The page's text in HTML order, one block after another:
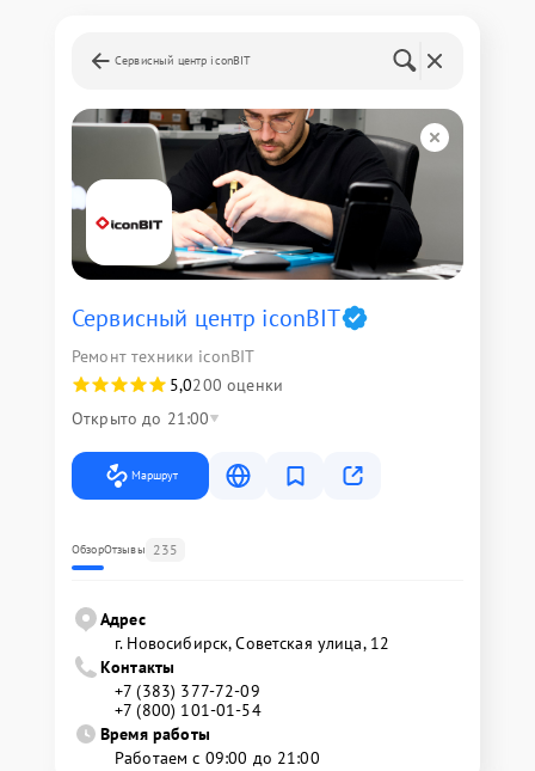
Сервисный центр iconBIT
Сервисный центр iconBIT
Ремонт техники iconBIT
5,0200 оценки
Открыто до 21:00
Маршрут
ОбзорОтзывы 235
Адрес
г. Новосибирск, Советская улица, 12
Контакты
+7 (383) 377-72-09
+7 (800) 101-01-54
Время работы
Работаем с 09:00 до 21:00